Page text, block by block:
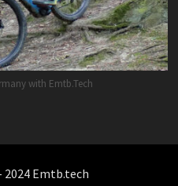
with Emtb.Tech
2024 Emtb.tech